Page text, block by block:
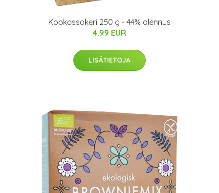
Kookossokeri 250 g - 44% alennus
4.99 EUR
LISÄTIETOJA